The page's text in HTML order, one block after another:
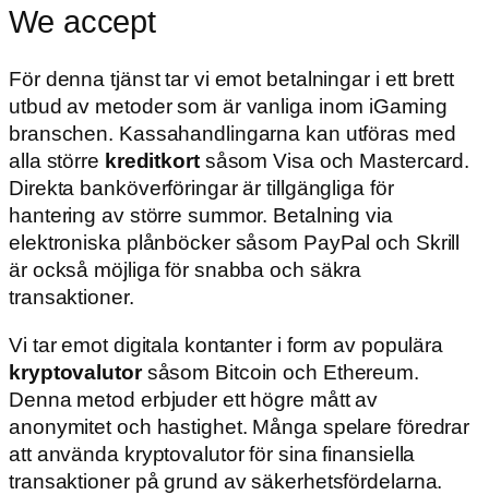
We accept
För denna tjänst tar vi emot betalningar i ett brett
utbud av metoder som är vanliga inom iGaming
branschen. Kassahandlingarna kan utföras med
alla större kreditkortsåsom Visa och Mastercard.
Direkta banköverföringar är tillgängliga för
hantering av större summor. Betalning via
elektroniska plånböcker såsom PayPal och Skrill
är också möjliga för snabba och säkra
transaktioner.
Vi tar emot digitala kontanter i form av populära
kryptovalutorsåsom Bitcoin och Ethereum.
Denna metod erbjuder ett högre mått av
anonymitet och hastighet. Många spelare föredrar
att använda kryptovalutor för sina finansiella
transaktioner på grund av säkerhetsfördelarna.